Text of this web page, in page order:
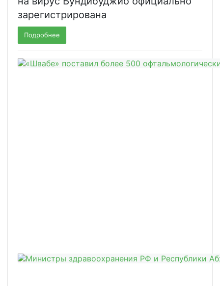
зарегистрирована
Подробнее